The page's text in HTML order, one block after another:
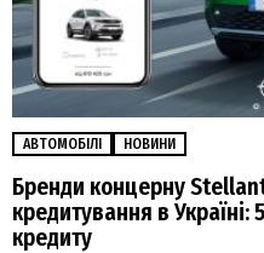
АВТОМОБІЛІ НОВИНИ
Бренди концерну
кредитування в Україні:
кредиту